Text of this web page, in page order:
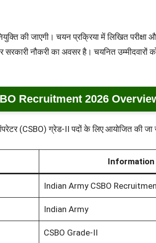
की जाएगी। चयन प्रक्रिया में लिखित परीक्षा
सरकारी नौकरी का अवसर है। चयनित
Recruitment 2026
ऑपरेटर (CSBO) ग्रेड-II पदों के लिए आयोजित की जा
Information
Indian Army CSBO
Indian Army
CSBO Grade-II